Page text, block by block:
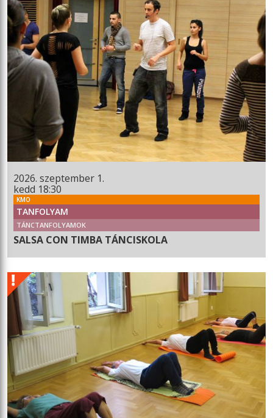
2026. szeptember 1.
kedd 18:30
KMO
TANFOLYAM
TÁNCTANFOLYAMOK
SALSA CON TIMBA TÁNCISKOLA